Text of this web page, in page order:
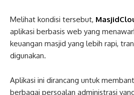
Melihat kondisi tersebut,
aplikasi berbasis web yang
keuangan masjid yang lebih rapi,
digunakan.
Aplikasi ini dirancang untuk
berbagai persoalan administrasi